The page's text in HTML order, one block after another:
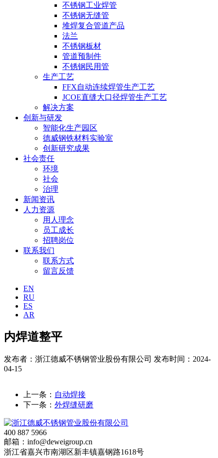
不锈钢工业焊管
不锈钢无缝管
堆焊复合管道产品
法兰
不锈钢板材
管道预制件
不锈钢民用管
生产工艺
FFX自动连续焊管生产工艺
JCOE直缝大口径焊管生产工艺
解决方案
创新与研发
智能化生产园区
德威钢铁材料实验室
创新研究成果
社会责任
环境
社会
治理
新闻资讯
人力资源
用人理念
员工成长
招聘岗位
联系我们
联系方式
留言反馈
EN
RU
ES
AR
内焊道整平
发布者：浙江德威不锈钢管业股份有限公司 发布时间：2024-
04-15
上一条： 自动焊接
下一条： 外焊缝研磨
400 887 5966
邮箱：info@deweigroup.cn
浙江省嘉兴市南湖区新丰镇嘉钢路1618号